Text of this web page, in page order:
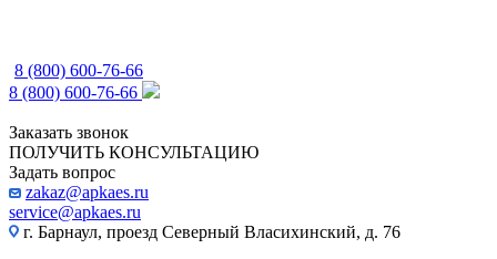
8 (800) 600-76-66
8 (800) 600-76-66
Заказать звонок
ПОЛУЧИТЬ КОНСУЛЬТАЦИЮ
Задать вопрос
zakaz@apkaes.ru
service@apkaes.ru
г. Барнаул, проезд Северный Власихинский, д. 76